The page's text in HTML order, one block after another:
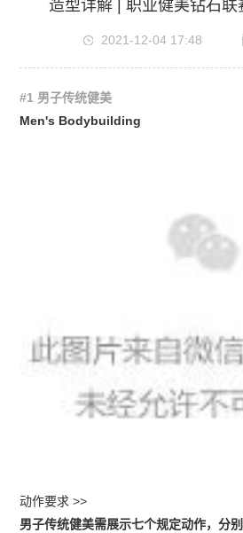
造型详解 | 职业健美钻石联
2021-12-04 17:48
#1 男子传统健美
Men's Bodybuilding
动作要求 >>
男子传统健美需展示七个规定动作，分别